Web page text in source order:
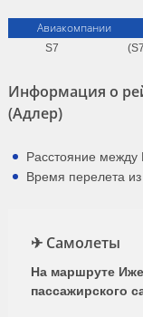
Авиакомпании
S7
Информация о
(Адлер)
Расстояние
Время перелета
✈ Самолеты
На маршруте
пассажирского